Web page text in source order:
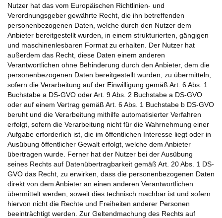
Nutzer hat das vom Europäischen Richtlinien- und
Verordnungsgeber gewährte Recht, die ihn betreffenden
personenbezogenen Daten, welche durch den Nutzer dem
Anbieter bereitgestellt wurden, in einem strukturierten, gängigen
und maschinenlesbaren Format zu erhalten. Der Nutzer hat
außerdem das Recht, diese Daten einem anderen
Verantwortlichen ohne Behinderung durch den Anbieter, dem die
personenbezogenen Daten bereitgestellt wurden, zu übermitteln,
sofern die Verarbeitung auf der Einwilligung gemäß Art. 6 Abs. 1
Buchstabe a DS-GVO oder Art. 9 Abs. 2 Buchstabe a DS-GVO
oder auf einem Vertrag gemäß Art. 6 Abs. 1 Buchstabe b DS-GVO
beruht und die Verarbeitung mithilfe automatisierter Verfahren
erfolgt, sofern die Verarbeitung nicht für die Wahrnehmung einer
Aufgabe erforderlich ist, die im öffentlichen Interesse liegt oder in
Ausübung öffentlicher Gewalt erfolgt, welche dem Anbieter
übertragen wurde. Ferner hat der Nutzer bei der Ausübung
seines Rechts auf Datenübertragbarkeit gemäß Art. 20 Abs. 1 DS-
GVO das Recht, zu erwirken, dass die personenbezogenen Daten
direkt von dem Anbieter an einen anderen Verantwortlichen
übermittelt werden, soweit dies technisch machbar ist und sofern
hiervon nicht die Rechte und Freiheiten anderer Personen
beeinträchtigt werden. Zur Geltendmachung des Rechts auf